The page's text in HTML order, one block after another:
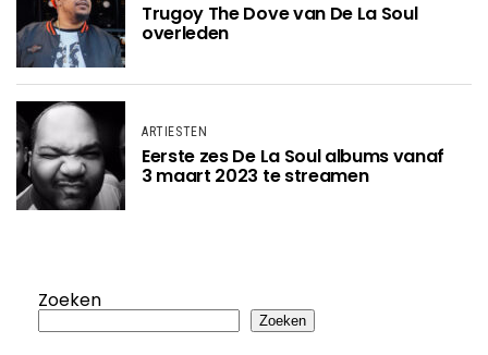
Trugoy The Dove van De La Soul
overleden
ARTIESTEN
Eerste zes De La Soul albums vanaf
3 maart 2023 te streamen
Zoeken
Zoeken